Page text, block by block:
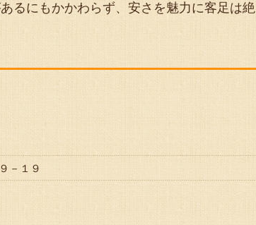
るにもかかわらず、安さを魅力に客足は絶
－１９